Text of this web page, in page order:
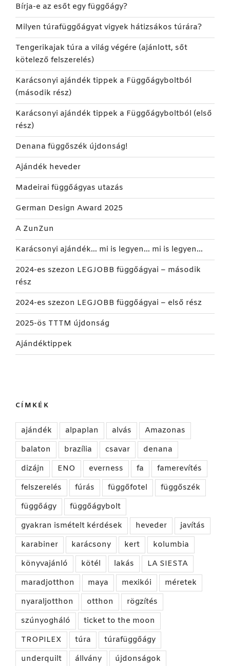
Bírja-e az esőt egy függőágy?
Milyen túrafüggőágyat vigyek hátizsákos túrára?
Tengerikajak túra a világ végére (ajánlott, sőt
kötelező felszerelés)
Karácsonyi ajándék tippek a Függőágyboltból
(második rész)
Karácsonyi ajándék tippek a Függőágyboltból (első
rész)
Denana függőszék újdonság!
Ajándék heveder
Madeirai függőágyas utazás
German Design Award 2025
A ZunZun
Karácsonyi ajándék… mi is legyen… mi is legyen…
2024-es szezon LEGJOBB függőágyai – második
rész
2024-es szezon LEGJOBB függőágyai – első rész
2025-ös TTTM újdonság
Ajándéktippek
CÍMKÉK
ajándék alpaplan alvás
Amazonas
balaton
brazília csavar
denana
dizájn
ENO everness fa
famerevítés
felszerelés
fúrás függőfotel
függőszék
függőágy
függőágybolt
gyakran ismételt kérdések
heveder
javítás
karabiner
karácsony kert
kolumbia
könyvajánló
kötél lakás
LA SIESTA
maradjotthon
maya mexikói
méretek
nyaraljotthon
otthon
rögzítés
szúnyogháló
ticket to the moon
TROPILEX
túra
túrafüggőágy
underquilt
állvány újdonságok